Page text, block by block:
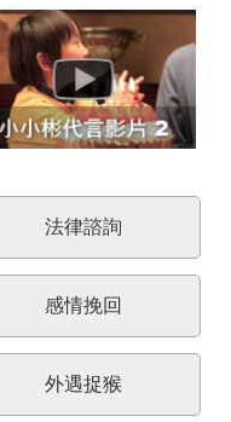
法律諮詢
感情挽回
外遇捉猴